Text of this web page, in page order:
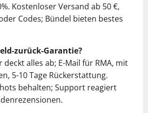
Kostenloser Versand ab 50 €,
Codes; Bündel bieten bestes
zurück-Garantie?
deckt alles ab; E-Mail für RMA, mit
5-10 Tage Rückerstattung.
behalten; Support reagiert